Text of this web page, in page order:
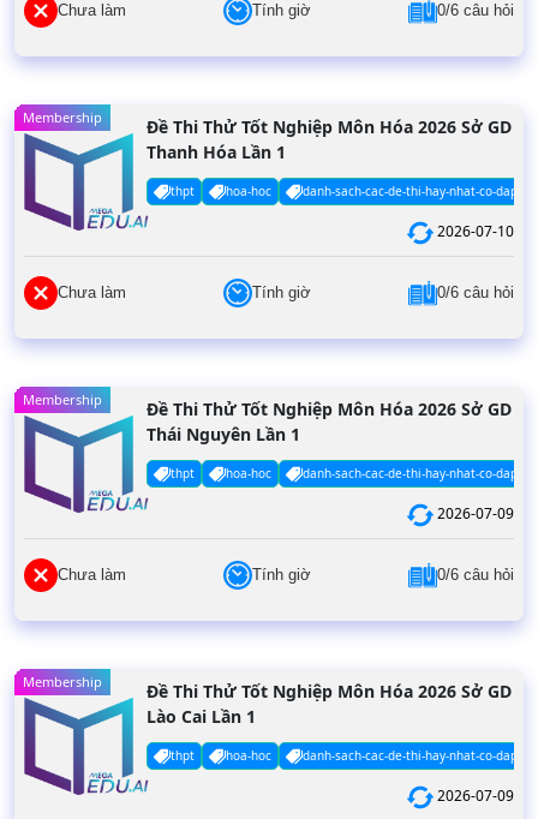
Chưa làm Tính giờ 0/6 câu hỏi
Membership
Đề Thi Thử Tốt Nghiệp Môn Hóa 2026 Sở GD
Thanh Hóa Lần 1
thpt hoa-hoc danh-sach-cac-de-thi-hay-nhat-co-dap-an
2026-07-10
Chưa làm Tính giờ 0/6 câu hỏi
Membership
Đề Thi Thử Tốt Nghiệp Môn Hóa 2026 Sở GD
Thái Nguyên Lần 1
thpt hoa-hoc danh-sach-cac-de-thi-hay-nhat-co-dap-an
2026-07-09
Chưa làm Tính giờ 0/6 câu hỏi
Membership
Đề Thi Thử Tốt Nghiệp Môn Hóa 2026 Sở GD
Lào Cai Lần 1
thpt hoa-hoc danh-sach-cac-de-thi-hay-nhat-co-dap-an
2026-07-09